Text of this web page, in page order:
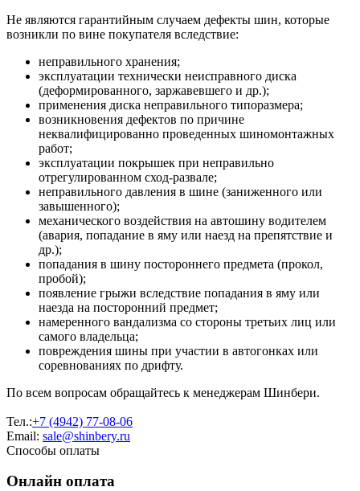
Не являются гарантийным случаем дефекты шин, которые
возникли по вине покупателя вследствие:
неправильного хранения;
эксплуатации технически неисправного диска
(деформированного, заржавевшего и др.);
применения диска неправильного типоразмера;
возникновения дефектов по причине
неквалифицированно проведенных шиномонтажных
работ;
эксплуатации покрышек при неправильно
отрегулированном сход-развале;
неправильного давления в шине (заниженного или
завышенного);
механического воздействия на автошину водителем
(авария, попадание в яму или наезд на препятствие и
др.);
попадания в шину постороннего предмета (прокол,
пробой);
появление грыжи вследствие попадания в яму или
наезда на посторонний предмет;
намеренного вандализма со стороны третьих лиц или
самого владельца;
повреждения шины при участии в автогонках или
соревнованиях по дрифту.
По всем вопросам обращайтесь к менеджерам Шинбери.
Тел.:+7 (4942) 77-08-06
Email: sale@shinbery.ru
Способы оплаты
Онлайн оплата